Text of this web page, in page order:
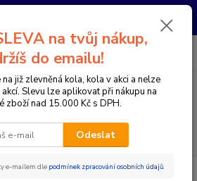
na prodejně si prosím zavolejte dopředu.
Menu
CZK
12:00
Dirt / Freestyle kola
RADIO DICE 20 CANDY
na tvůj nákup,
do emailu!
již zlevněná kola, kola v akci a nelze
Slevu lze aplikovat při nákupu na
zboží nad 15.000 Kč s DPH.
Odeslat
e-mailem dle podmínek zpracování osobních údajů.